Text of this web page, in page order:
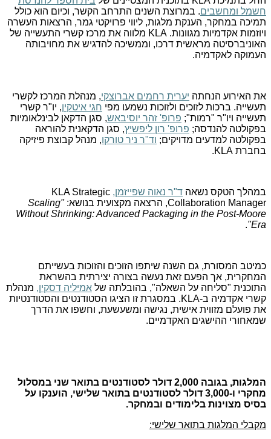
חשמל ומחשבים. במרוצת השנים התרחב הקשר, וכיום הוא כולל
תמיכה במחקר, הענקת מלגות, ליווי פרויקטי גמר, הרצאות העשרה
ויוזמות אקדמיות מגוונות. KLA מלווה את מרכז קשרי התעשייה של
האוניברסיטה מראשית דרכו, וממשיכה להדגיש את מחויבותה
העמוקה לאקדמיה.
את האירוע הנחתה יערית רחמים אברוצקי, מנהלת המרכז לקשרי
תעשייה. ברכות לזוכים ולזוכות נשמעו מפי חגי איטקין, יו"ר קשרי
תעשייה ויו"ר "רמות"; פרופ' זהר יוסיבאש, סגן הדקאן לבינלאומיות
בפקולטה להנדסה; פרופ' רון ליפשיץ, סגן הדקאנית להוראה
בפקולטה למדעים מדויקים; וד"ר ניר טורקו, מנהל קבוצת פיזיקה
בחברת KLA
.
במהלך הטקס נשאה ד"ר נאוה שפייזמן, KLA Strategic
Collaboration Manager, הרצאה מקצועית בנושא:"
Scaling
Without Shrinking: Advanced Packaging in the Post-Moore
Era
"
.
כמיטב המסורת, גם השנה שיתפו הזוכים והזוכות בעשייתם
המחקרית, אך הפעם זאת נעשה בצורה יצירתית בהשראת
התוכנית "סליחה על השאלה", בהובלתה של אמיליה דסקין, מנהלת
קשרי אקדמיה ב-KLA. במסגרת זו הציגו הסטודנטים והסטודנטיות
את פועלם מזווית אישית, נגישה ומשעשעת, וחשפו את הדרך
שמאחורי ההישגים האקדמיים.
המלגות, בגובה 2,000 דולר לסטודנטים בתואר שני במסלול
מחקרי ו-3,000 דולר לסטודנטים בתואר שלישי, הוענקו על
בסיס מצוינות בלימודים ובמחקר.
מקבלי המלגות בתואר שלישי: